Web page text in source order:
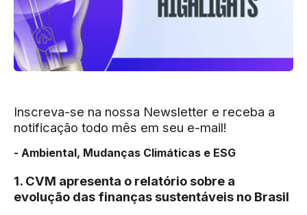
Inscreva-se na nossa Newsletter e receba a
notificação todo mês em seu e-mail!
- Ambiental, Mudanças Climáticas e ESG
1. CVM apresenta o relatório sobre a
evolução das finanças sustentáveis no Brasil